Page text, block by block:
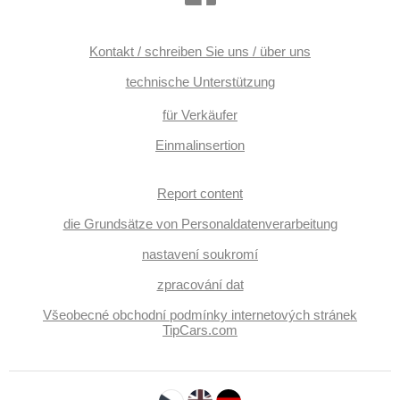
Kontakt / schreiben Sie uns / über uns
technische Unterstützung
für Verkäufer
Einmalinsertion
Report content
die Grundsätze von Personaldatenverarbeitung
nastavení soukromí
zpracování dat
Všeobecné obchodní podmínky internetových stránek
TipCars.com